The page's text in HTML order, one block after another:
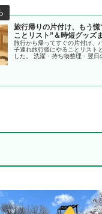
旅行帰りの片付け、もう
ことリスト”＆時短グッズ
旅行から帰ってすぐの片付け、
子連れ旅行後にやることリスト
した。 洗濯・持ち物整理・翌日